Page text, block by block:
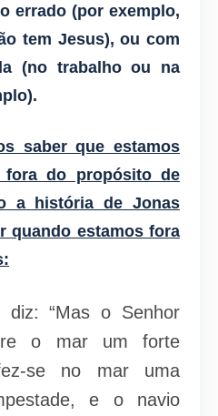
errado (por exemplo,
tem Jesus), ou com
(no trabalho ou na
saber que estamos
do propósito de
a história de Jonas
quando estamos fora
“Mas o Senhor
o mar um forte
se no mar uma
e o navio